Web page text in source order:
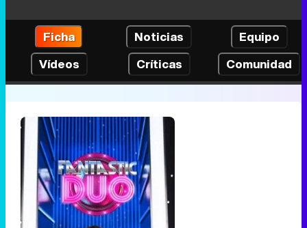
Ficha Noticias
Equipo
Vídeos
Críticas Comunidad